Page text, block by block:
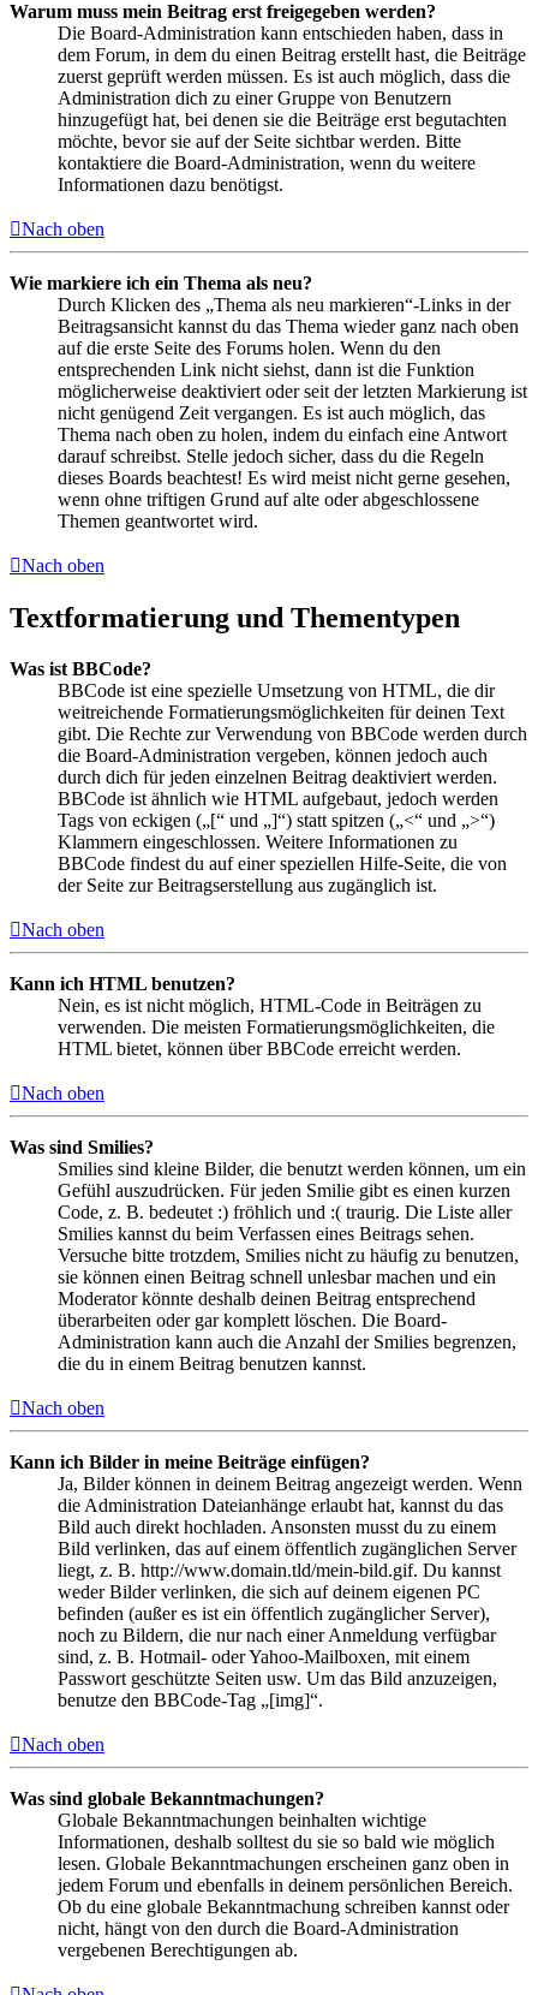
Warum muss mein Beitrag erst freigegeben werden?
Die Board-Administration kann entschieden haben, dass in
dem Forum, in dem du einen Beitrag erstellt hast, die Beiträge
zuerst geprüft werden müssen. Es ist auch möglich, dass die
Administration dich zu einer Gruppe von Benutzern
hinzugefügt hat, bei denen sie die Beiträge erst begutachten
möchte, bevor sie auf der Seite sichtbar werden. Bitte
kontaktiere die Board-Administration, wenn du weitere
Informationen dazu benötigst.
Nach oben
Wie markiere ich ein Thema als neu?
Durch Klicken des „Thema als neu markieren“-Links in der
Beitragsansicht kannst du das Thema wieder ganz nach oben
auf die erste Seite des Forums holen. Wenn du den
entsprechenden Link nicht siehst, dann ist die Funktion
möglicherweise deaktiviert oder seit der letzten Markierung ist
nicht genügend Zeit vergangen. Es ist auch möglich, das
Thema nach oben zu holen, indem du einfach eine Antwort
darauf schreibst. Stelle jedoch sicher, dass du die Regeln
dieses Boards beachtest! Es wird meist nicht gerne gesehen,
wenn ohne triftigen Grund auf alte oder abgeschlossene
Themen geantwortet wird.
Nach oben
Textformatierung und Thementypen
Was ist BBCode?
BBCode ist eine spezielle Umsetzung von HTML, die dir
weitreichende Formatierungsmöglichkeiten für deinen Text
gibt. Die Rechte zur Verwendung von BBCode werden durch
die Board-Administration vergeben, können jedoch auch
durch dich für jeden einzelnen Beitrag deaktiviert werden.
BBCode ist ähnlich wie HTML aufgebaut, jedoch werden
Tags von eckigen („[“ und „]“) statt spitzen („<“ und „>“)
Klammern eingeschlossen. Weitere Informationen zu
BBCode findest du auf einer speziellen Hilfe-Seite, die von
der Seite zur Beitragserstellung aus zugänglich ist.
Nach oben
Kann ich HTML benutzen?
Nein, es ist nicht möglich, HTML-Code in Beiträgen zu
verwenden. Die meisten Formatierungsmöglichkeiten, die
HTML bietet, können über BBCode erreicht werden.
Nach oben
Was sind Smilies?
Smilies sind kleine Bilder, die benutzt werden können, um ein
Gefühl auszudrücken. Für jeden Smilie gibt es einen kurzen
Code, z. B. bedeutet :) fröhlich und :( traurig. Die Liste aller
Smilies kannst du beim Verfassen eines Beitrags sehen.
Versuche bitte trotzdem, Smilies nicht zu häufig zu benutzen,
sie können einen Beitrag schnell unlesbar machen und ein
Moderator könnte deshalb deinen Beitrag entsprechend
überarbeiten oder gar komplett löschen. Die Board-
Administration kann auch die Anzahl der Smilies begrenzen,
die du in einem Beitrag benutzen kannst.
Nach oben
Kann ich Bilder in meine Beiträge einfügen?
Ja, Bilder können in deinem Beitrag angezeigt werden. Wenn
die Administration Dateianhänge erlaubt hat, kannst du das
Bild auch direkt hochladen. Ansonsten musst du zu einem
Bild verlinken, das auf einem öffentlich zugänglichen Server
liegt, z. B. http://www.domain.tld/mein-bild.gif. Du kannst
weder Bilder verlinken, die sich auf deinem eigenen PC
befinden (außer es ist ein öffentlich zugänglicher Server),
noch zu Bildern, die nur nach einer Anmeldung verfügbar
sind, z. B. Hotmail- oder Yahoo-Mailboxen, mit einem
Passwort geschützte Seiten usw. Um das Bild anzuzeigen,
benutze den BBCode-Tag „[img]“.
Nach oben
Was sind globale Bekanntmachungen?
Globale Bekanntmachungen beinhalten wichtige
Informationen, deshalb solltest du sie so bald wie möglich
lesen. Globale Bekanntmachungen erscheinen ganz oben in
jedem Forum und ebenfalls in deinem persönlichen Bereich.
Ob du eine globale Bekanntmachung schreiben kannst oder
nicht, hängt von den durch die Board-Administration
vergebenen Berechtigungen ab.